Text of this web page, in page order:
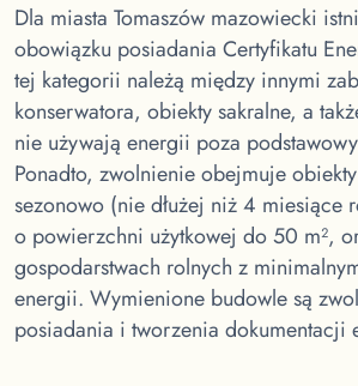
Dla miasta Tomaszów mazowiecki
obowiązku posiadania Certyfikatu
tej kategorii należą między innymi
konserwatora, obiekty sakralne, a
nie używają energii poza
Ponadto, zwolnienie obejmuje
sezonowo (nie dłużej niż 4 miesiące
o powierzchni użytkowej do 50 m²,
gospodarstwach rolnych z
energii. Wymienione budowle są
posiadania i tworzenia dokumentacji